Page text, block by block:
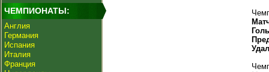
ЧЕМПИОНАТЫ:
Англия
Германия
Испания
Италия
Франция